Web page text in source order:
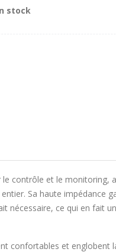
stock
contrôle et le monitoring,
Sa haute impédance
nécessaire, ce qui en fait
confortables et